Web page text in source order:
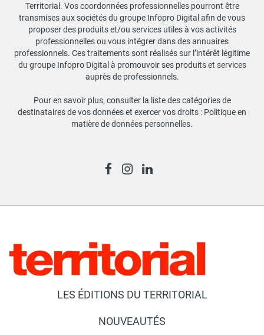
Territorial. Vos coordonnées professionnelles pourront être
transmises aux sociétés du groupe Infopro Digital afin de vous
proposer des produits et/ou services utiles à vos activités
professionnelles ou vous intégrer dans des annuaires
professionnels. Ces traitements sont réalisés sur l’intérêt légitime
du groupe Infopro Digital à promouvoir ses produits et services
auprès de professionnels.
Pour en savoir plus, consulter la liste des catégories de
destinataires de vos données et exercer vos droits : Politique en
matière de données personnelles.
LES ÉDITIONS DU TERRITORIAL
NOUVEAUTÉS